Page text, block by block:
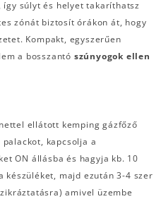
súlyt és helyet takaríthatsz
zónát biztosít órákon át, hogy
Kompakt, egyszerűen
a bosszantó szúnyogok ellen
ellátott kemping gázfőző
kapcsolja a
ON állásba és hagyja kb. 10
készüléket, majd ezután 3-4 szer
amivel üzembe